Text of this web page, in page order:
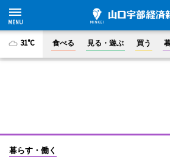
31°C 食べる 見る・遊ぶ 買う
暮らす・働く